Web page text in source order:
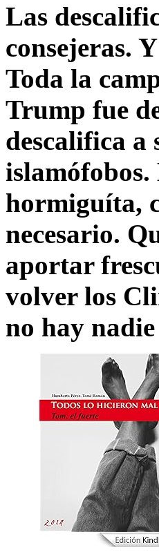
Las
consejeras.
Toda la
Trump fue
descalifica a
hormiguíta,
necesario.
aportar
volver los
no hay nadie